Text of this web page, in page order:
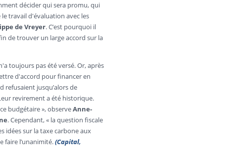
décider qui sera promu, qui
le travail d'évaluation avec les
de Vreyer. C’est pourquoi il
de trouver un large accord sur la
toujours pas été versé. Or, après
d'accord pour financer en
refusaient jusqu’alors de
revirement a été historique.
budgétaire », observeAnne-
. Cependant, « la question fiscale
idées sur la taxe carbone aux
faire l’unanimité.(Capital,